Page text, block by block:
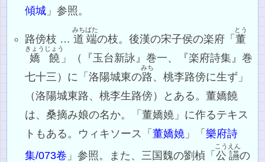
傾城 」参照。
路傍枝 …道端
みちばた
の枝。後漢の宋子侯の楽府「董
とう
嬌
きょう
饒
じょう
」（『玉台新詠』巻一、『楽府詩集』巻
七十三）に「洛陽城東の路
みち
、桃李路傍に生ず」
（洛陽城東路、桃李生路傍）とある。董嬌饒
は、桑摘み娘の名か。「董嬌嬈」に作るテキス
トもある。ウィキソース「董嬌嬈 」「樂府詩
集/073卷 」参照。また、三国魏の劉楨「公讌
こうえん
の